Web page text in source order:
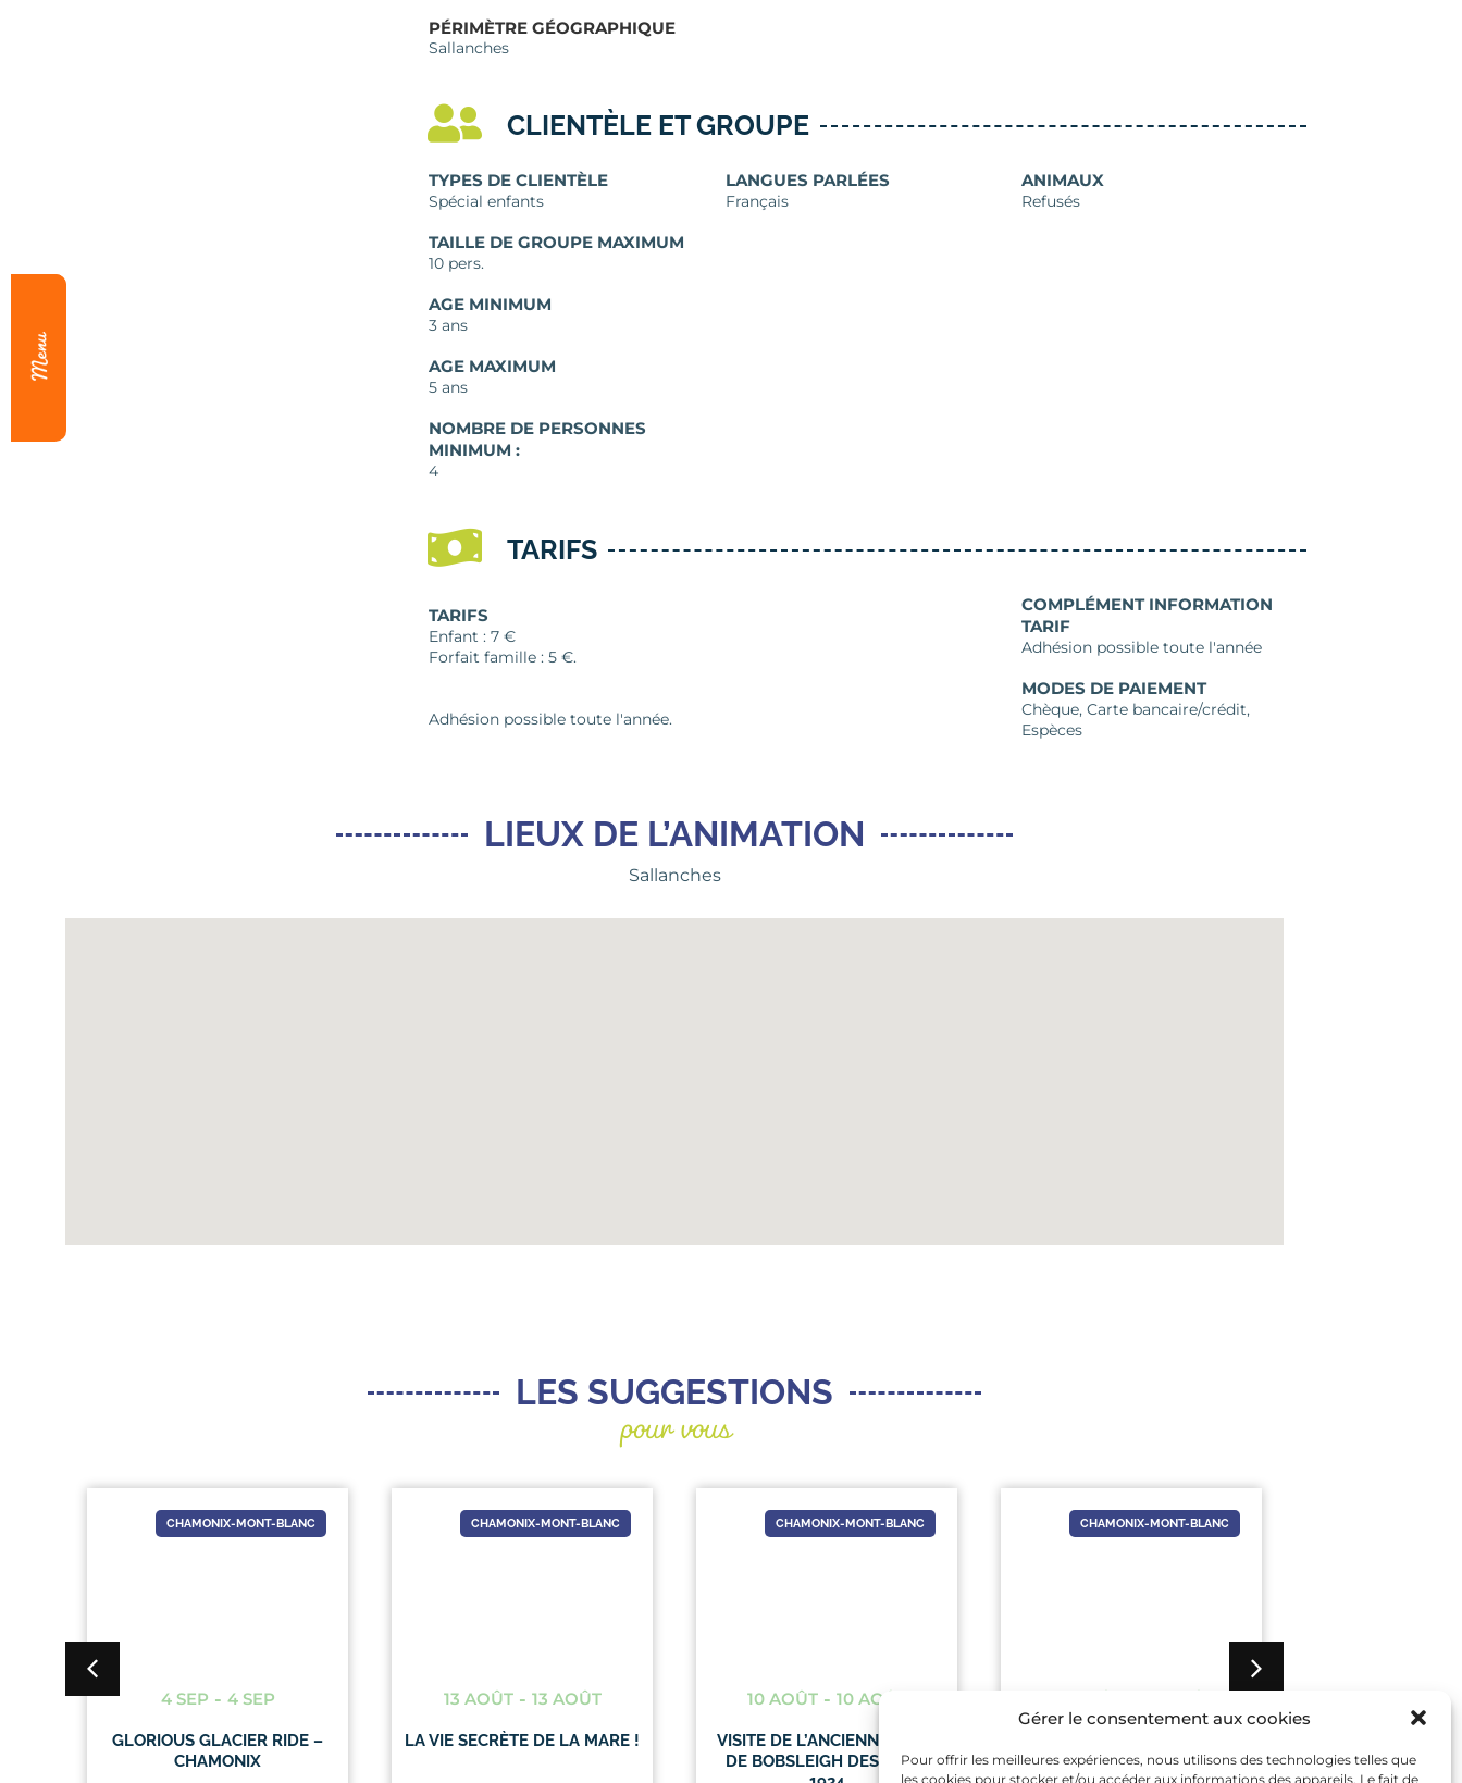
Gérer le consentement aux cookies
Pour offrir les meilleures expériences, nous utilisons des technologies telles que
les cookies pour stocker et/ou accéder aux informations des appareils. Le fait de
PÉRIMÈTRE GÉOGRAPHIQUE
Sallanches
CLIENTÈLE ET GROUPE
TYPES DE CLIENTÈLE
Spécial enfants
TAILLE DE GROUPE MAXIMUM
10 pers.
AGE MINIMUM
3 ans
AGE MAXIMUM
5 ans
NOMBRE DE PERSONNES
MINIMUM :
4
LANGUES PARLÉES
Français
ANIMAUX
Refusés
TARIFS
TARIFS
Enfant : 7 €
Forfait famille : 5 €.
Adhésion possible toute l'année.
COMPLÉMENT INFORMATION
TARIF
Adhésion possible toute l'année
MODES DE PAIEMENT
Chèque, Carte bancaire/crédit,
Espèces
LIEUX DE L’ANIMATION
Sallanches
LES SUGGESTIONS
pour vous
CHAMONIX-MONT-BLANC
4 SEP - 4 SEP
GLORIOUS GLACIER RIDE –
CHAMONIX
CHAMONIX-MONT-BLANC
13 AOÛT - 13 AOÛT
LA VIE SECRÈTE DE LA MARE !
CHAMONIX-MONT-BLANC
10 AOÛT - 10 AOÛT
VISITE DE L’ANCIENNE PISTE
DE BOBSLEIGH DES JO DE
CHAMONIX-MONT-BLANC
DE BOBSLEIGH DES JO DE
– SORTIES ET